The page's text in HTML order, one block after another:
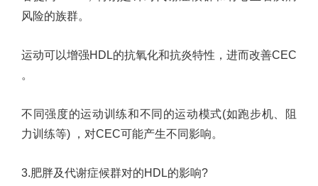
风险的族群。
运动可以增强HDL的抗氧化和抗炎特性，进而改善CEC
。
不同强度的运动训练和不同的运动模式(如跑步机、阻
力训练等) ，对CEC可能产生不同影响。
3.肥胖及代谢症候群对的HDL的影响?